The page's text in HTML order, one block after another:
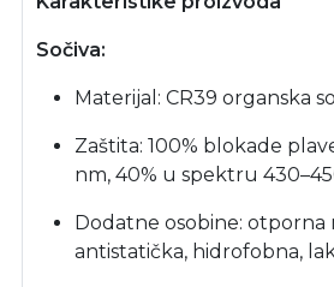
Sočiva:
Materijal: CR39 organska
Zaštita: 100% blokade
nm, 40% u spektru
Dodatne osobine: otporna
antistatička, hidrofobna,